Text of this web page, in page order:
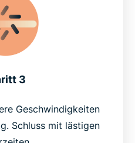
3
Geschwindigkeiten
Schluss mit lästigen